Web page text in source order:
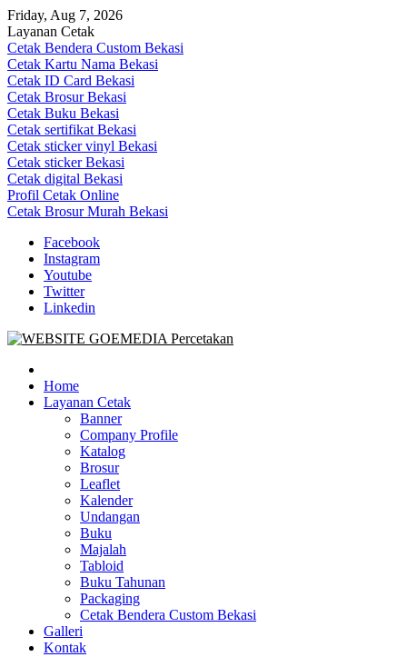
Skip
to
content
Friday, Aug 7, 2026
Layanan Cetak
Cetak Bendera Custom Bekasi
Cetak Kartu Nama Bekasi
Cetak ID Card Bekasi
Cetak Brosur Bekasi
Cetak Buku Bekasi
Cetak sertifikat Bekasi
Cetak sticker vinyl Bekasi
Cetak sticker Bekasi
Cetak digital Bekasi
Profil Cetak Online
Cetak Brosur Murah Bekasi
Facebook
Instagram
Youtube
Twitter
Linkedin
Goe Media Percetakan | 0822-4439-5599 (Call/WA)
0822-4439-5599 (Call/WA) Percetakan jasa cetak banner buku yasin
invoice kartu nama label map nota spanduk stiker undangan
pernikahan murah online 24 jam
Home
Layanan Cetak
Banner
Company Profile
Katalog
Brosur
Leaflet
Kalender
Undangan
Buku
Majalah
Tabloid
Buku Tahunan
Packaging
Cetak Bendera Custom Bekasi
Galleri
Kontak